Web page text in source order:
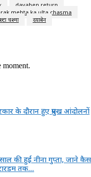
dayaben return
mehta ka ulta chasma
चश्मा
दयाबेन
moment.
के दौरान हुए प्रमुख आंदोलनों
की हुईं नीना गुप्ता, जाने
तक...